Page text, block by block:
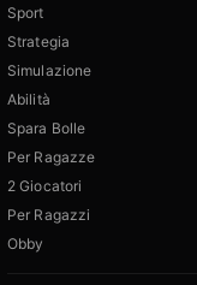
Sport
Strategia
Simulazione
Abilità
Spara Bolle
Per Ragazze
2 Giocatori
Per Ragazzi
Obby